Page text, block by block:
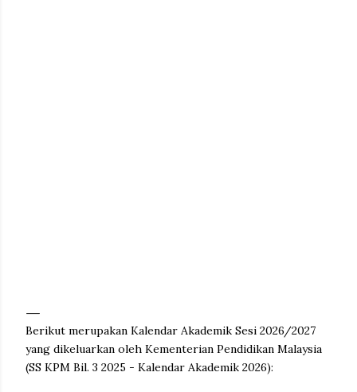
Berikut merupakan Kalendar Akademik Sesi 2026/2027
yang dikeluarkan oleh Kementerian Pendidikan Malaysia
(SS KPM Bil. 3 2025 - Kalendar Akademik 2026):